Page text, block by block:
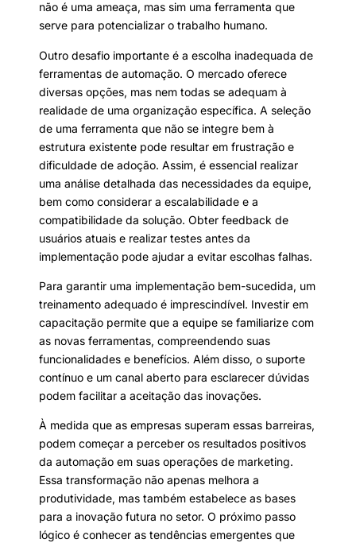
não é uma ameaça, mas sim uma ferramenta que
serve para potencializar o trabalho humano.
Outro desafio importante é a escolha inadequada de
ferramentas de automação. O mercado oferece
diversas opções, mas nem todas se adequam à
realidade de uma organização específica. A seleção
de uma ferramenta que não se integre bem à
estrutura existente pode resultar em frustração e
dificuldade de adoção. Assim, é essencial realizar
uma análise detalhada das necessidades da equipe,
bem como considerar a escalabilidade e a
compatibilidade da solução. Obter feedback de
usuários atuais e realizar testes antes da
implementação pode ajudar a evitar escolhas falhas.
Para garantir uma implementação bem-sucedida, um
treinamento adequado é imprescindível. Investir em
capacitação permite que a equipe se familiarize com
as novas ferramentas, compreendendo suas
funcionalidades e benefícios. Além disso, o suporte
contínuo e um canal aberto para esclarecer dúvidas
podem facilitar a aceitação das inovações.
À medida que as empresas superam essas barreiras,
podem começar a perceber os resultados positivos
da automação em suas operações de marketing.
Essa transformação não apenas melhora a
produtividade, mas também estabelece as bases
para a inovação futura no setor. O próximo passo
lógico é conhecer as tendências emergentes que